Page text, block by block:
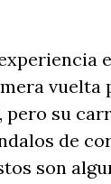
vuelta
pero su
de
son